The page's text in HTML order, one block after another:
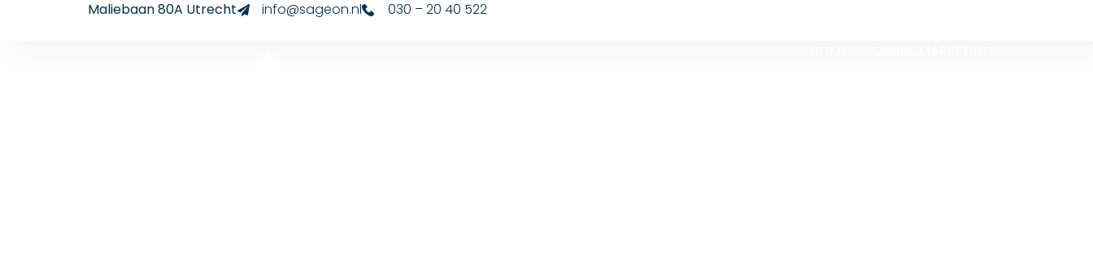
Maliebaan 80A Utrecht info@sageon.nl 030 – 20 40 522